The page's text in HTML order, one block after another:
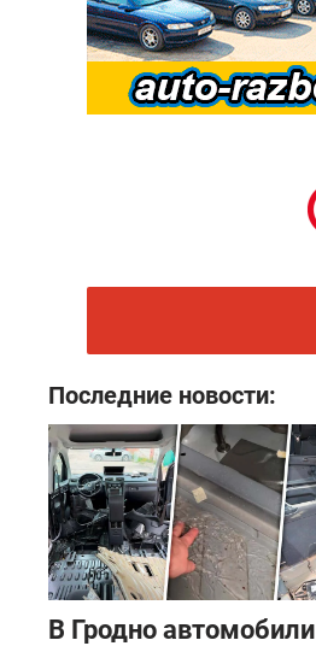
Последние новости:
В Гродно автомобили